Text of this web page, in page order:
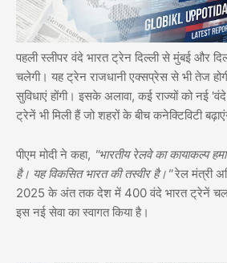
पहली स्लीपर वंदे भारत ट्रेन दिल्ली से मुंबई और
चलेगी। यह ट्रेन राजधानी एक्सप्रेस से भी तेज
सुविधाएं होंगी। इसके अलावा, कई राज्यों को नई
ट्रेनें भी मिली हैं जो शहरों के बीच कनेक्टिविटी
पीएम मोदी ने कहा, "भारतीय रेलवे का कायाकल्प
है। यह विकसित भारत की तस्वीर है।"रेल मंत्री
2025 के अंत तक देश में 400 वंदे भारत ट्रेनें
इस नई सेवा का स्वागत किया है।